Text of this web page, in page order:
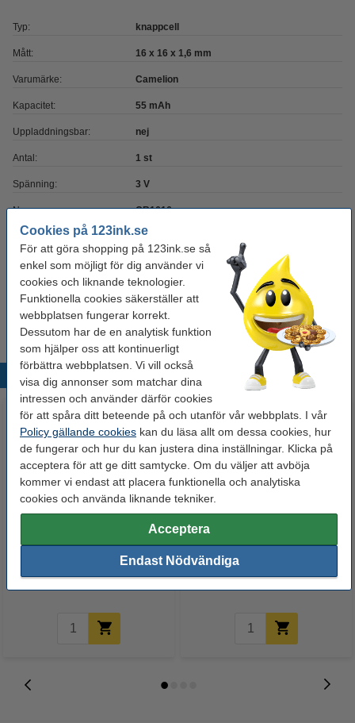
Cookies på 123ink.se
För att göra shopping på 123ink.se så
enkel som möjligt för dig använder vi
cookies och liknande teknologier.
Funktionella cookies säkerställer att
webbplatsen fungerar korrekt.
Dessutom har de en analytisk funktion
som hjälper oss att kontinuerligt
förbättra webbplatsen. Vi vill också
visa dig annonser som matchar dina
intressen och använder därför cookies
för att spåra ditt beteende på och utanför vår webbplats. I vår
Policy gällande cookies kan du läsa allt om dessa cookies, hur
de fungerar och hur du kan justera dina inställningar. Klicka på
acceptera för att ge ditt samtycke. Om du väljer att avböja
kommer vi endast att placera funktionella och analytiska
cookies och använda liknande tekniker.
Acceptera
Endast Nödvändiga
Typ: knappcell
Mått: 16 x 16 x 1,6 mm
Varumärke: Camelion
Kapacitet: 55 mAh
Uppladdningsbar: nej
Antal: 1 st
Spänning: 3 V
Nummer: CR1616
Behöver du fler?
Köp5stför endast
69 kr
Populära produkter
ersätter Brother TN-
243BK/C/M/Y toner 4-pack
1 600 kr
Dymo 1933084 | 2112289 |
hållbara universaletiketter
1 125 kr